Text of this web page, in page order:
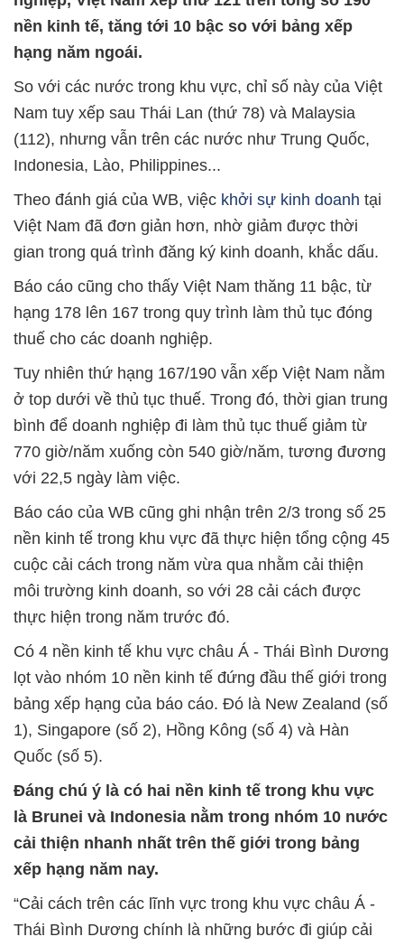
nền kinh tế, tăng tới 10 bậc so với bảng xếp
hạng năm ngoái.
So với các nước trong khu vực, chỉ số này của Việt
Nam tuy xếp sau Thái Lan (thứ 78) và Malaysia
(112), nhưng vẫn trên các nước như Trung Quốc,
Indonesia, Lào, Philippines...
Theo đánh giá của WB, việc khởi sự kinh doanh tại
Việt Nam đã đơn giản hơn, nhờ giảm được thời
gian trong quá trình đăng ký kinh doanh, khắc dấu.
Báo cáo cũng cho thấy Việt Nam thăng 11 bậc, từ
hạng 178 lên 167 trong quy trình làm thủ tục đóng
thuế cho các doanh nghiệp.
Tuy nhiên thứ hạng 167/190 vẫn xếp Việt Nam nằm
ở top dưới về thủ tục thuế. Trong đó, thời gian trung
bình để doanh nghiệp đi làm thủ tục thuế giảm từ
770 giờ/năm xuống còn 540 giờ/năm, tương đương
với 22,5 ngày làm việc.
Báo cáo của WB cũng ghi nhận trên 2/3 trong số 25
nền kinh tế trong khu vực đã thực hiện tổng cộng 45
cuộc cải cách trong năm vừa qua nhằm cải thiện
môi trường kinh doanh, so với 28 cải cách được
thực hiện trong năm trước đó.
Có 4 nền kinh tế khu vực châu Á - Thái Bình Dương
lọt vào nhóm 10 nền kinh tế đứng đầu thế giới trong
bảng xếp hạng của báo cáo. Đó là New Zealand (số
1), Singapore (số 2), Hồng Kông (số 4) và Hàn
Quốc (số 5).
Đáng chú ý là có hai nền kinh tế trong khu vực
là Brunei và Indonesia nằm trong nhóm 10 nước
cải thiện nhanh nhất trên thế giới trong bảng
xếp hạng năm nay.
“Cải cách trên các lĩnh vực trong khu vực châu Á -
Thái Bình Dương chính là những bước đi giúp cải